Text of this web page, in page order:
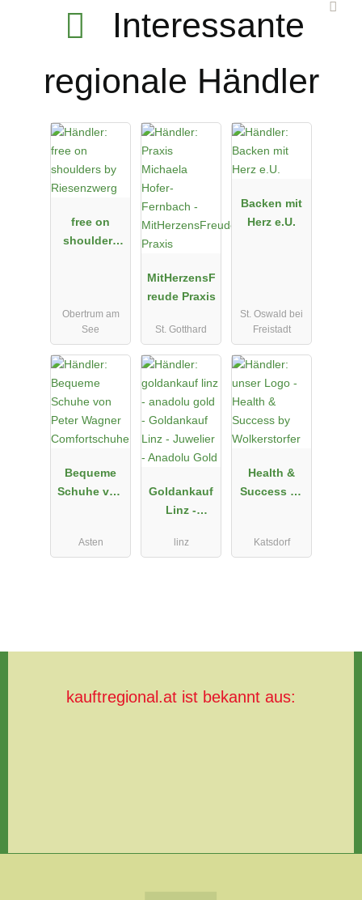
Interessante
regionale Händler
free on
shoulders
Obertrum am
See
MitHerzensF
reude Praxis
St. Gotthard
Backen mit
Herz e.U.
St. Oswald bei
Freistadt
Bequeme
Schuhe von
Comfortsch
Asten
Goldankauf
Linz -
Anadolu
linz
Health &
Success by
Katsdorf
kauftregional.at ist bekannt aus: